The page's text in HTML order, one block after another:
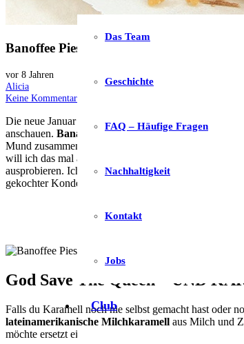
Das Team
Geschichte
FAQ – Häufige Fragen
Nachhaltigkeit
Kontakt
Jobs
Club
Banoffee Pies mit Dulce de Leche
vor 8 Jahren
Alicia
Keine Kommentare
Die neue Januar Box ist da! Hast du schon gesehen,
anschauen. Bananen, Karamell und Sahne– das
Mund zusammen. Auf unserer Genussreise haben
will ich das mal aufklären. Ich will dir heute den
ausprobieren. Ich verspreche dir, sie ist
gekochter Kondensmilch herstellen, wir wollen es
God Save The Queen – UND
Falls du Karamell noch nie selbst gemacht hast oder
lateinamerikanische Milchkaramell aus Milch und
möchte ersetzt einen Teil der Milch mit Sahne. Das